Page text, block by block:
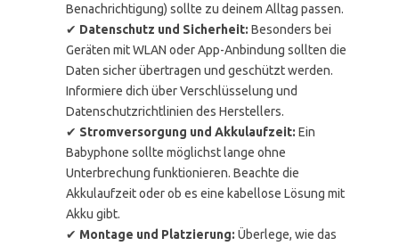
Benachrichtigung) sollte zu deinem Alltag passen.
✔ Datenschutz und Sicherheit: Besonders bei
Geräten mit WLAN oder App-Anbindung sollten die
Daten sicher übertragen und geschützt werden.
Informiere dich über Verschlüsselung und
Datenschutzrichtlinien des Herstellers.
✔ Stromversorgung und Akkulaufzeit: Ein
Babyphone sollte möglichst lange ohne
Unterbrechung funktionieren. Beachte die
Akkulaufzeit oder ob es eine kabellose Lösung mit
Akku gibt.
✔ Montage und Platzierung: Überlege, wie das